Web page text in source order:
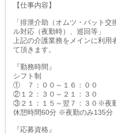
【仕事内容】
「排泄介助（オムツ・パット
ル対応（夜勤時）、巡回等」
上記の介護業務をメインに利
て頂きます。
『勤務時間』
シフト制
① ７：００～１６：００
②１２：３０～２１：３０
③２１：１５～翌７：３０※夜
休憩時間60分 ※夜勤のみ135分
『応募資格』